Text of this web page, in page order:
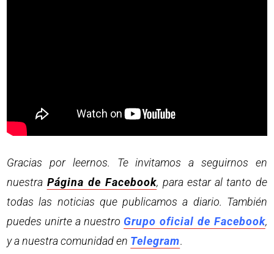
Gracias por leernos. Te invitamos a seguirnos en
nuestra Página de Facebook, para estar al tanto de
todas las noticias que publicamos a diario. También
puedes unirte a nuestro Grupo oficial de Facebook,
y a nuestra comunidad en Telegram.